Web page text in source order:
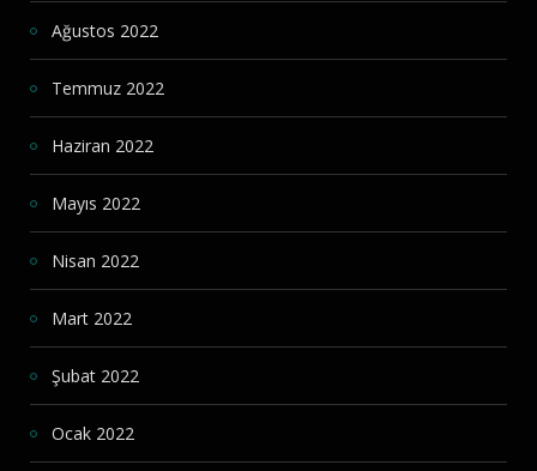
Ağustos 2022
Temmuz 2022
Haziran 2022
Mayıs 2022
Nisan 2022
Mart 2022
Şubat 2022
Ocak 2022